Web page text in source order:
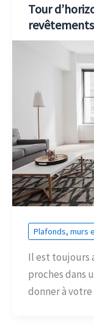
Tour
Plafonds, murs
Il est toujours
proches dans
donner à